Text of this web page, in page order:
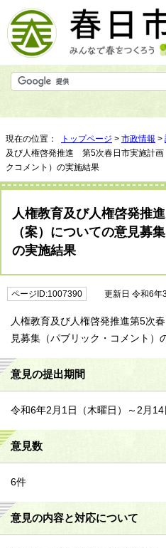
現在の位置： トップページ > 市政情報 >
及び人権啓発推進 第5次春日市実施計画
クコメント）の実施結果
人権教育及び人権啓発推
（案）についての意見募
の実施結果
ページID:1007390 更新日 令和6年3
人権教育及び人権啓発推進第5次
見募集（パブリック・コメント）
意見の提出期間
令和6年2月1日（木曜日）～2月14
意見数
6件
意見の内容と対応について